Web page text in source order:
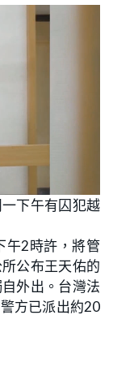
下午有囚犯越
午2時許，將管
公布王天佑的
外出。台灣法
方已派出約20